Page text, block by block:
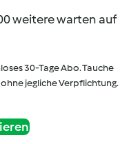
weitere warten auf
30-Tage Abo. Tauche
jegliche Verpflichtung.